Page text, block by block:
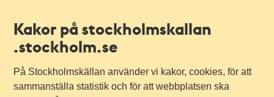
Kakor på stockholmskallan
.stockholm.se
På Stockholmskällan använder vi kakor, cookies, för att
sammanställa statistik och för att webbplatsen ska